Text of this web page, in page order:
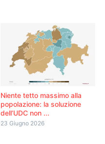
Niente tetto massimo alla
popolazione: la soluzione
dell’UDC non ...
23 Giugno 2026